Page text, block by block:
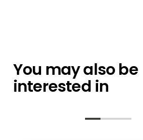
You may also be
interested in